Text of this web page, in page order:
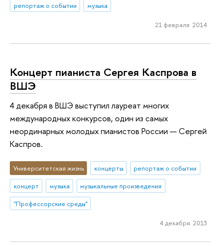
репортаж о событии
музыка
21 февраля 2014
Концерт пианиста Сергея Каспрова в
ВШЭ
4 декабря в ВШЭ выступил лауреат многих
международных конкурсов, один из самых
неординарных молодых пианистов России — Сергей
Каспров.
Университетская жизнь концерты
репортаж о событии
концерт
музыка
музыкальные произведения
"Профессорские среды"
4 декабря 2013